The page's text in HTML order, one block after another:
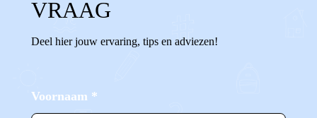
VRAAG
Deel hier jouw ervaring, tips en adviezen!
Voornaam *